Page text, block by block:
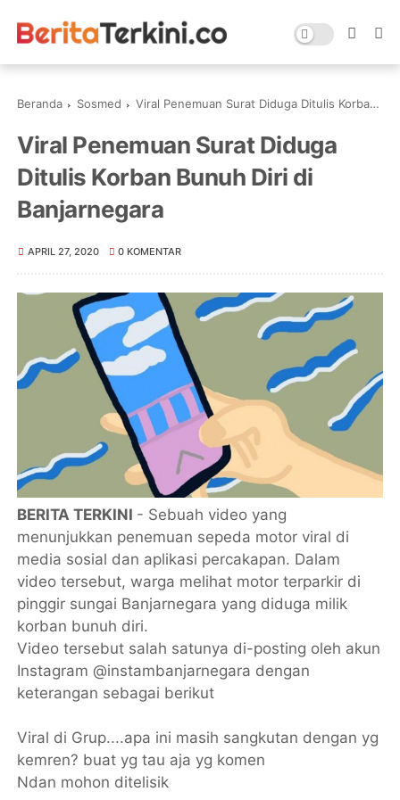
Beranda Sosmed Viral Penemuan Surat Diduga Ditulis Korban Bunuh Diri di Banjarnegara
Viral Penemuan Surat Diduga
Ditulis Korban Bunuh Diri di
Banjarnegara
APRIL 27, 2020 0 KOMENTAR
BERITA TERKINI - Sebuah video yang
menunjukkan penemuan sepeda motor viral di
media sosial dan aplikasi percakapan. Dalam
video tersebut, warga melihat motor terparkir di
pinggir sungai Banjarnegara yang diduga milik
korban bunuh diri.
Video tersebut salah satunya di-posting oleh akun
Instagram @instambanjarnegara dengan
keterangan sebagai berikut
Viral di Grup....apa ini masih sangkutan dengan yg
kemren? buat yg tau aja yg komen
Ndan mohon ditelisik